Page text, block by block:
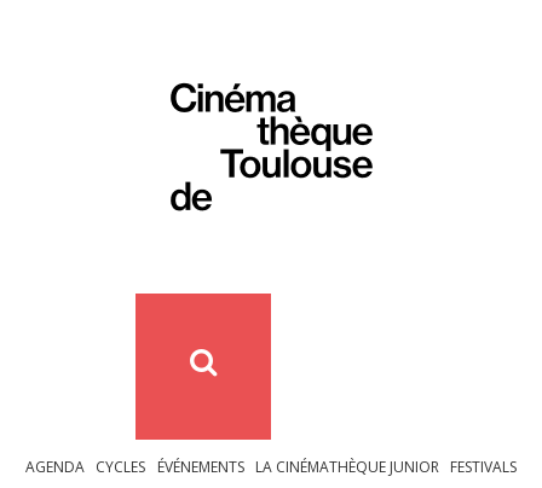
AGENDA CYCLES ÉVÉNEMENTS LA CINÉMATHÈQUE JUNIOR FESTIVALS